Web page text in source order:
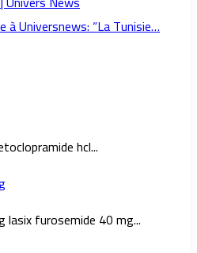
à Universnews: “La Tunisie…
hcl...
furosemide 40 mg...